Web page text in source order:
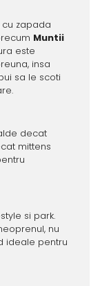
zapada
Muntii
este
insa
sa le scoti
decat
mittens
si park.
nu
ideale pentru